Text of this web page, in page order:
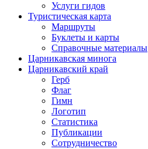
Услуги гидов
Туристическая карта
Маршруты
Буклеты и карты
Справочные материалы
Царникавская минога
Царникавский край
Герб
Флаг
Гимн
Логотип
Статистика
Публикации
Сотрудничество